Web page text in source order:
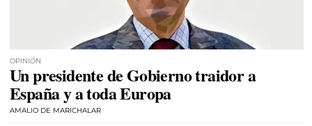
OPINIÓN
Un presidente de Gobierno traidor a
España y a toda Europa
AMALIO DE MARICHALAR